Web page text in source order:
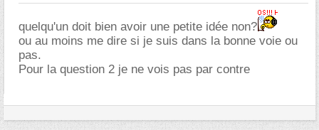
quelqu'un doit bien avoir une petite idée non?
ou au moins me dire si je suis dans la bonne voie ou
pas.
Pour la question 2 je ne vois pas par contre